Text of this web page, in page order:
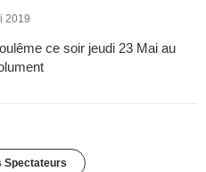
2019
ce soir jeudi 23 Mai au
Spectateurs